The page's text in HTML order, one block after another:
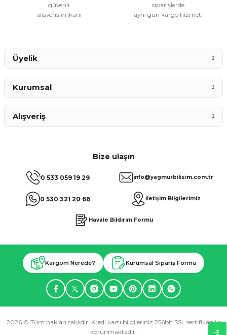
güvenli
alışveriş imkanı
siparişlerde
aynı gün kargo hizmeti
Bize ulaşın
0 533 059 19 29
0 530 321 20 66
info@yagmurbilisim.com.tr
İletişim Bilgilerimiz
Havale Bildirim Formu
Üyelik
Kurumsal
Alışveriş
Kargom Nerede? Kurumsal Sipariş Formu
2026 © Tüm hakları saklıdır. Kredi kartı bilgileriniz 256bit SSL sertifikası ile
korunmaktadır.